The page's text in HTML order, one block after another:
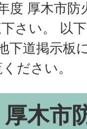
度 厚木市
さい。 以
下道掲示板
ださい。
木市